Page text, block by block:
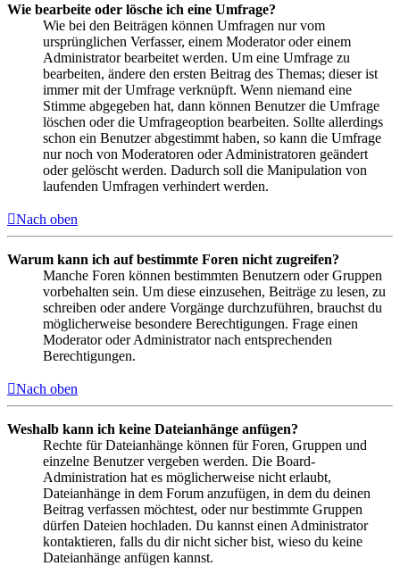
Wie bearbeite oder lösche ich eine Umfrage?
Wie bei den Beiträgen können Umfragen nur vom
ursprünglichen Verfasser, einem Moderator oder einem
Administrator bearbeitet werden. Um eine Umfrage zu
bearbeiten, ändere den ersten Beitrag des Themas; dieser ist
immer mit der Umfrage verknüpft. Wenn niemand eine
Stimme abgegeben hat, dann können Benutzer die Umfrage
löschen oder die Umfrageoption bearbeiten. Sollte allerdings
schon ein Benutzer abgestimmt haben, so kann die Umfrage
nur noch von Moderatoren oder Administratoren geändert
oder gelöscht werden. Dadurch soll die Manipulation von
laufenden Umfragen verhindert werden.
Nach oben
Warum kann ich auf bestimmte Foren nicht zugreifen?
Manche Foren können bestimmten Benutzern oder Gruppen
vorbehalten sein. Um diese einzusehen, Beiträge zu lesen, zu
schreiben oder andere Vorgänge durchzuführen, brauchst du
möglicherweise besondere Berechtigungen. Frage einen
Moderator oder Administrator nach entsprechenden
Berechtigungen.
Nach oben
Weshalb kann ich keine Dateianhänge anfügen?
Rechte für Dateianhänge können für Foren, Gruppen und
einzelne Benutzer vergeben werden. Die Board-
Administration hat es möglicherweise nicht erlaubt,
Dateianhänge in dem Forum anzufügen, in dem du deinen
Beitrag verfassen möchtest, oder nur bestimmte Gruppen
dürfen Dateien hochladen. Du kannst einen Administrator
kontaktieren, falls du dir nicht sicher bist, wieso du keine
Dateianhänge anfügen kannst.